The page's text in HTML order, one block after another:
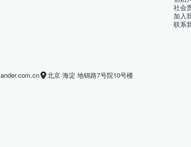
社会
加入
联系
北京·海淀·地锦路7号院10号楼